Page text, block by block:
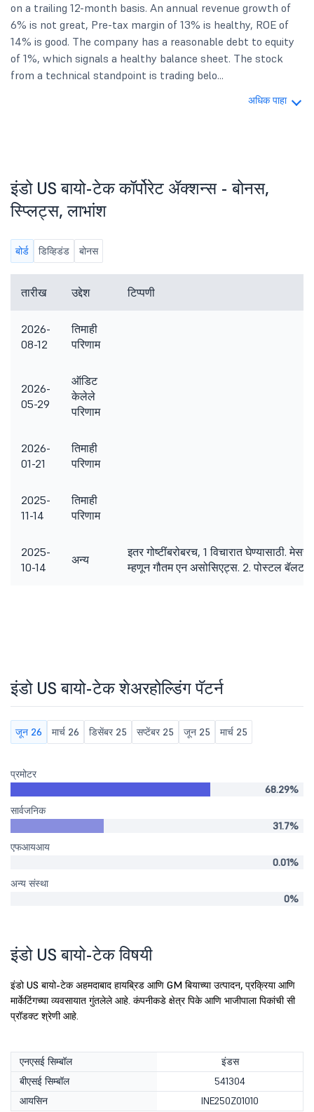
on a trailing 12-month basis. An annual revenue growth of
6% is not great, Pre-tax margin of 13% is healthy, ROE of
14% is good. The company has a reasonable debt to equity
of 1%, which signals a healthy balance sheet. The stock
from a technical standpoint is trading belo...
अधिक पाहा
इंडो US बायो-टेक कॉर्पोरेट ॲक्शन्स - बोनस,
स्प्लिट्स, लाभांश
बोर्ड डिव्हिडंड बोनस
तारीख उद्देश टिप्पणी
2026-
08-12
तिमाही
परिणाम
2026-
05-29
ऑडिट
केलेले
परिणाम
2026-
01-21
तिमाही
परिणाम
2025-
11-14
तिमाही
परिणाम
2025-
10-14
अन्य
इतर गोष्टींबरोबरच, 1 विचारात घेण्यासाठी.
म्हणून गौतम एन असोसिएट्स. 2. पोस्टल
इंडो US बायो-टेक शेअरहोल्डिंग पॅटर्न
जून 26 मार्च 26 डिसेंबर 25 सप्टेंबर 25 जून 25 मार्च 25
प्रमोटर
68.29%
सार्वजनिक
31.7%
एफआयआय
0.01%
अन्य संस्था
0%
इंडो US बायो-टेक विषयी
इंडो US बायो-टेक अहमदाबाद हायब्रिड आणि GM बियाच्या उत्पादन, प्रक्रिया आणि
मार्केटिंगच्या व्यवसायात गुंतलेले आहे. कंपनीकडे क्षेत्र पिके आणि भाजीपाला पिकांची सी
प्रॉडक्ट श्रेणी आहे.
एनएसई सिम्बॉल
इंडस
बीएसई सिम्बॉल
541304
आयसिन
INE250Z01010